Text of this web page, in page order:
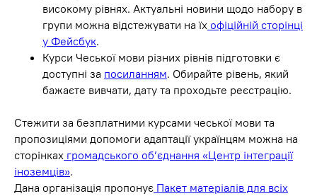
високому рівнях. Актуальні новини щодо набору в
групи можна відстежувати на їх офіційній сторінці
у Фейсбук.
Курси Чеської мови різних рівнів підготовки є
доступні за посиланням. Обирайте рівень, який
бажаєте вивчати, дату та проходьте реєстрацію.
Стежити за безплатними курсами чеської мови та
пропозиціями допомоги адаптації українцям можна на
сторінках громадського об’єднання «Центр інтеграції
іноземців».
Дана організація пропонує Пакет матеріалів для всіх